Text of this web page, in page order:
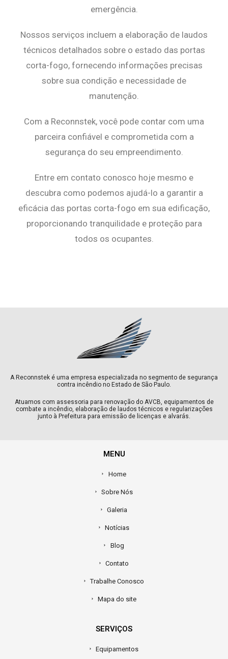
emergência.
Nossos serviços incluem a elaboração de laudos
técnicos detalhados sobre o estado das portas
corta-fogo, fornecendo informações precisas
sobre sua condição e necessidade de
manutenção.
Com a Reconnstek, você pode contar com uma
parceira confiável e comprometida com a
segurança do seu empreendimento.
Entre em contato conosco hoje mesmo e
descubra como podemos ajudá-lo a garantir a
eficácia das portas corta-fogo em sua edificação,
proporcionando tranquilidade e proteção para
todos os ocupantes.
A Reconnstek é uma empresa especializada no segmento de segurança
contra incêndio no Estado de São Paulo.
Atuamos com assessoria para renovação do AVCB, equipamentos de
combate a incêndio, elaboração de laudos técnicos e regularizações
junto à Prefeitura para emissão de licenças e alvarás.
MENU
Home
Sobre Nós
Galeria
Notícias
Blog
Contato
Trabalhe Conosco
Mapa do site
SERVIÇOS
Equipamentos